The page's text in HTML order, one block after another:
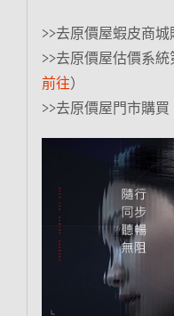
>>去原價屋蝦皮商城
>>去原價屋估價系
前往）
>>去原價屋門市購買